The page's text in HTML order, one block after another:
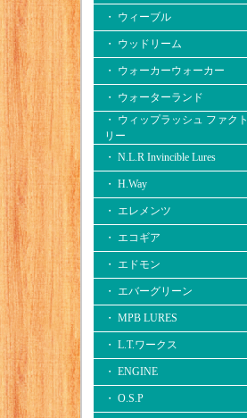
・ ウィーブル
・ ウッドリーム
・ ウォーカーウォーカー
・ ウォーターランド
・ ウィップラッシュ ファクト
リー
・ N.L.R Invincible Lures
・ H.Way
・ エレメンツ
・ エコギア
・ エドモン
・ エバーグリーン
・ MPB LURES
・ L.T.ワークス
・ ENGINE
・ O.S.P